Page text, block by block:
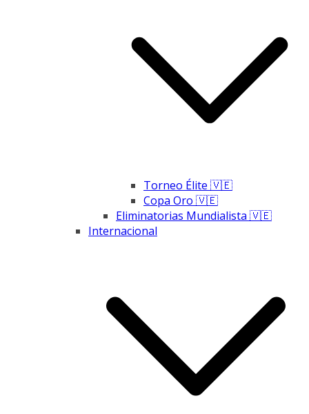
Torneo Élite 🇻🇪
Copa Oro 🇻🇪
Eliminatorias Mundialista 🇻🇪
Internacional